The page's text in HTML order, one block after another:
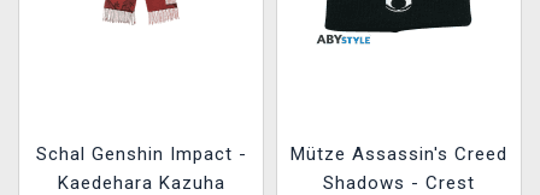
Schal Genshin Impact -
Kaedehara Kazuha
Mütze Assassin's Creed
Shadows - Crest